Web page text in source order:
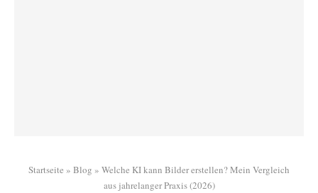
Startseite » Blog » Welche KI kann Bilder erstellen? Mein Vergleich
aus jahrelanger Praxis (2026)